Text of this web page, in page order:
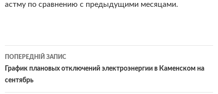
астму по сравнению с предыдущими месяцами.
Навігація
по
записам
ПОПЕРЕДНІЙ ЗАПИС
График плановых отключений электроэнергии в Каменском на
сентябрь